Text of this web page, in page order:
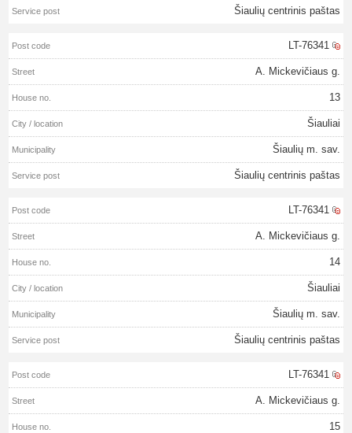
Šiaulių centrinis paštas
LT-76341
A. Mickevičiaus g.
13
Šiauliai
Šiaulių m. sav.
Šiaulių centrinis paštas
LT-76341
A. Mickevičiaus g.
14
Šiauliai
Šiaulių m. sav.
Šiaulių centrinis paštas
LT-76341
A. Mickevičiaus g.
15